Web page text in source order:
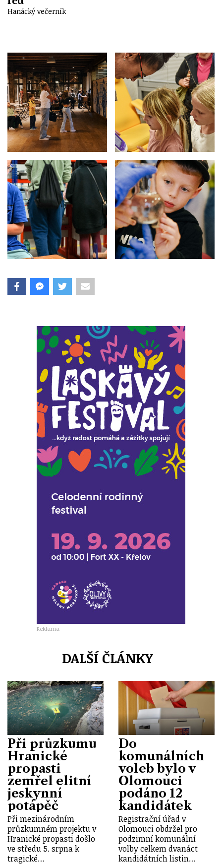
Hanácký večerník
Reklama
DALŠÍ ČLÁNKY
Při průzkumu
Hranické
propasti
zemřel elitní
jeskynní
potápěč
Při mezinárodním
průzkumném projektu v
Hranické propasti došlo
ve středu 5. srpna k
tragické…
Do
komunálních
voleb bylo v
Olomouci
podáno 12
kandidátek
Registrační úřad v
Olomouci obdržel pro
podzimní komunální
volby celkem dvanáct
kandidátních listin…